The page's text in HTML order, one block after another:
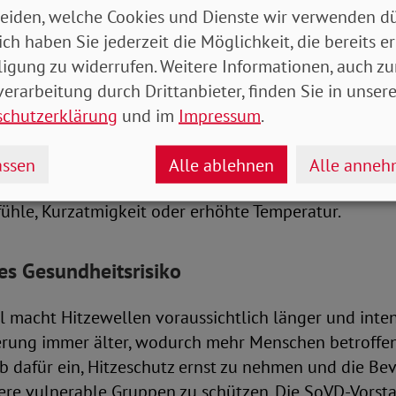
achten
für gesundheitliche Aufklärung (BZgA) legt
von Menschen, die zu Hause gepflegt
sie Maßnahmen zu Schutz von
die ihre Angehörigen achten sollten. Dazu zählen
Kurzatmigkeit oder erhöhte Temperatur.
Gesundheitsrisiko
macht Hitzewellen voraussichtlich länger und
immer älter, wodurch mehr Menschen
dafür ein, Hitzeschutz ernst zu nehmen und die
welche Cookies und Dienste wir verwenden
haben Sie jederzeit die Möglichkeit, die bereits
zu widerrufen. Weitere Informationen, auch
durch Drittanbieter, finden Sie in
und im Impressum.
Alle ablehnen Alle